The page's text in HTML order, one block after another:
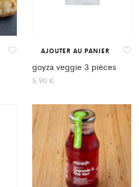
AJOUTER AU PANIER
goyza veggie 3 pièces
5.90 €